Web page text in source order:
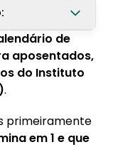
ganham
de
aposentados,
do Instituto
.
primeiramente
em 1 e que